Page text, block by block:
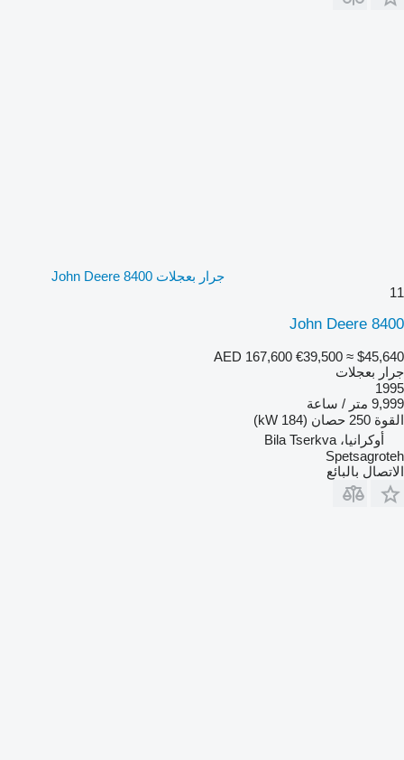
جرار بعجلات John Deere 8400
11
John Deere 8400
AED 167,600 €39,500 ≈ $45,640
جرار بعجلات
1995
9,999 متر / ساعة
القوة 250 حصان (184 kW)
أوكرانيا، Bila Tserkva
Spetsagroteh
الاتصال بالبائع